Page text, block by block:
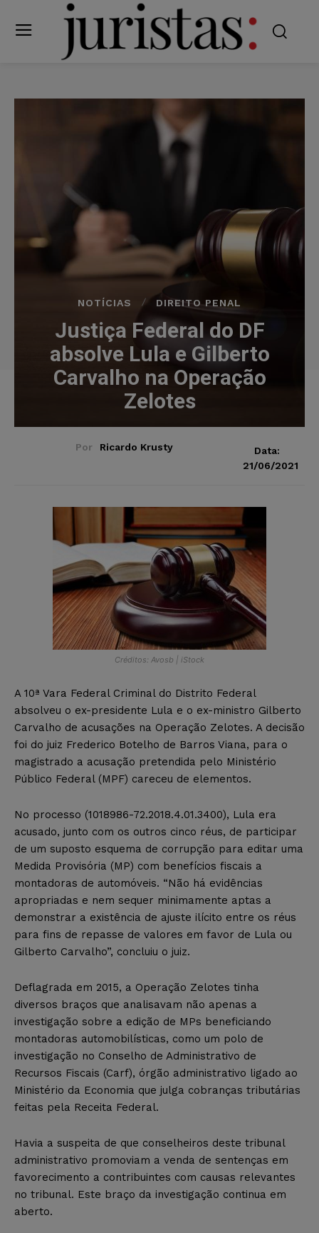
NOTÍCIAS DIREITO PENAL
Justiça Federal do DF
absolve Lula e Gilberto
Carvalho na Operação
Zelotes
Por Ricardo Krusty
Data:
21/06/2021
Créditos: Avosb | iStock
A 10ª Vara Federal Criminal do Distrito Federal
absolveu o ex-presidente Lula e o ex-ministro Gilberto
Carvalho de acusações na Operação Zelotes. A decisão
foi do juiz Frederico Botelho de Barros Viana, para o
magistrado a acusação pretendida pelo Ministério
Público Federal (MPF) careceu de elementos.
No processo (1018986-72.2018.4.01.3400), Lula era
acusado, junto com os outros cinco réus, de participar
de um suposto esquema de corrupção para editar uma
Medida Provisória (MP) com benefícios fiscais a
montadoras de automóveis. “Não há evidências
apropriadas e nem sequer minimamente aptas a
demonstrar a existência de ajuste ilícito entre os réus
para fins de repasse de valores em favor de Lula ou
Gilberto Carvalho”, concluiu o juiz.
Deflagrada em 2015, a Operação Zelotes tinha
diversos braços que analisavam não apenas a
investigação sobre a edição de MPs beneficiando
montadoras automobilísticas, como um polo de
investigação no Conselho de Administrativo de
Recursos Fiscais (Carf), órgão administrativo ligado ao
Ministério da Economia que julga cobranças tributárias
feitas pela Receita Federal.
Havia a suspeita de que conselheiros deste tribunal
administrativo promoviam a venda de sentenças em
favorecimento a contribuintes com causas relevantes
no tribunal. Este braço da investigação continua em
aberto.